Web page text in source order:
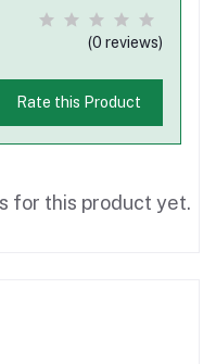
(0 reviews)
Rate this Product
for this product yet.